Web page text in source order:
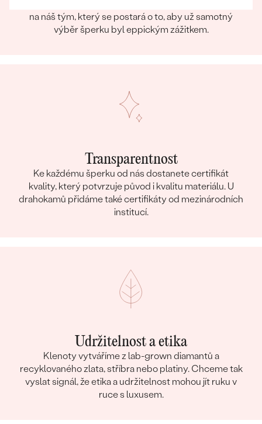
na náš tým, který se postará o to, aby už samotný
výběr šperku byl eppickým zážitkem.
Transparentnost
Ke každému šperku od nás dostanete certifikát
kvality, který potvrzuje původ i kvalitu materiálu. U
drahokamů přidáme také certifikáty od mezinárodních
institucí.
Udržitelnost a etika
Klenoty vytváříme z lab-grown diamantů a
recyklovaného zlata, stříbra nebo platiny. Chceme tak
vyslat signál, že etika a udržitelnost mohou jít ruku v
ruce s luxusem.